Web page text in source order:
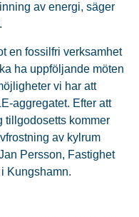
av energi, säger
en fossilfri verksamhet
ha uppföljande möten
vi har att
aggregatet. Efter att
tillgodosetts kommer
av kylrum
Persson, Fastighet
Kungshamn.